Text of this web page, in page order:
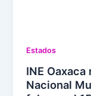
Estados
INE
Nacional